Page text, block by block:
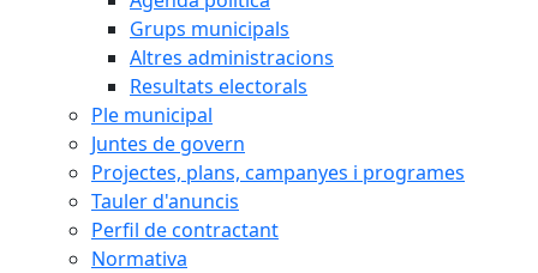
Grups municipals
Altres administracions
Resultats electorals
Ple municipal
Juntes de govern
Projectes, plans, campanyes i programes
Tauler d'anuncis
Perfil de contractant
Normativa